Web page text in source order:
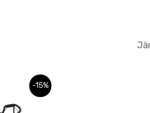
-15%